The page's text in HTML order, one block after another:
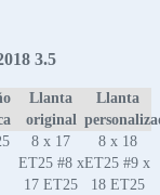
3.5
Llanta
original
Llanta
8 x 17
ET25 #8 x
17 ET25
8 x 18
ET25 #9 x
18 ET25